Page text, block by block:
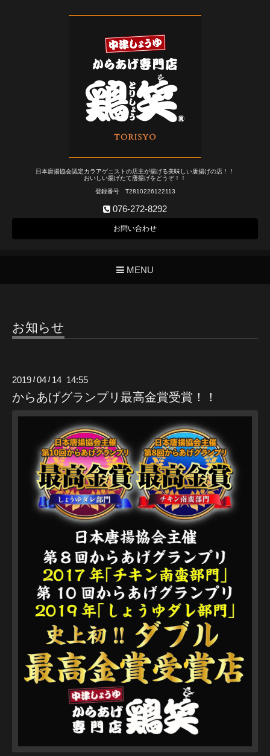
日本唐揚協会認定カラアゲニストの店主が揚げる美味しい唐揚げの店！！
おいしい揚げたて唐揚げをどうぞ！！
登録番号 T2810226122113
076-272-8292
お問い合わせ
MENU
お知らせ
2019 /04 / 14 14:55
からあげグランプリ最高金賞受賞！！